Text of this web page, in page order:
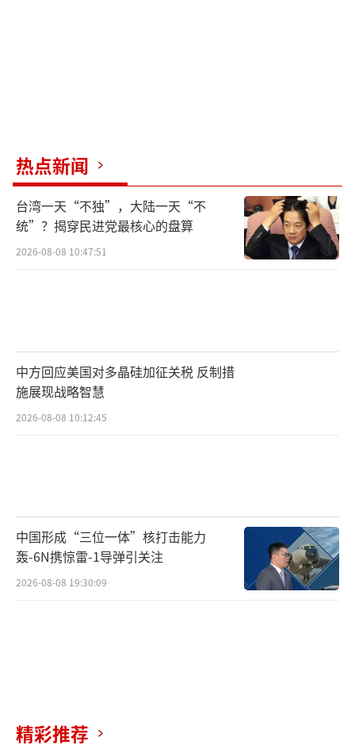
热点新闻
台湾一天“不独”，大陆一天“不
统”？揭穿民进党最核心的盘算
2026-08-08 10:47:51
中方回应美国对多晶硅加征关税 反制措
施展现战略智慧
2026-08-08 10:12:45
中国形成“三位一体”核打击能力
轰-6N携惊雷-1导弹引关注
2026-08-08 19:30:09
精彩推荐